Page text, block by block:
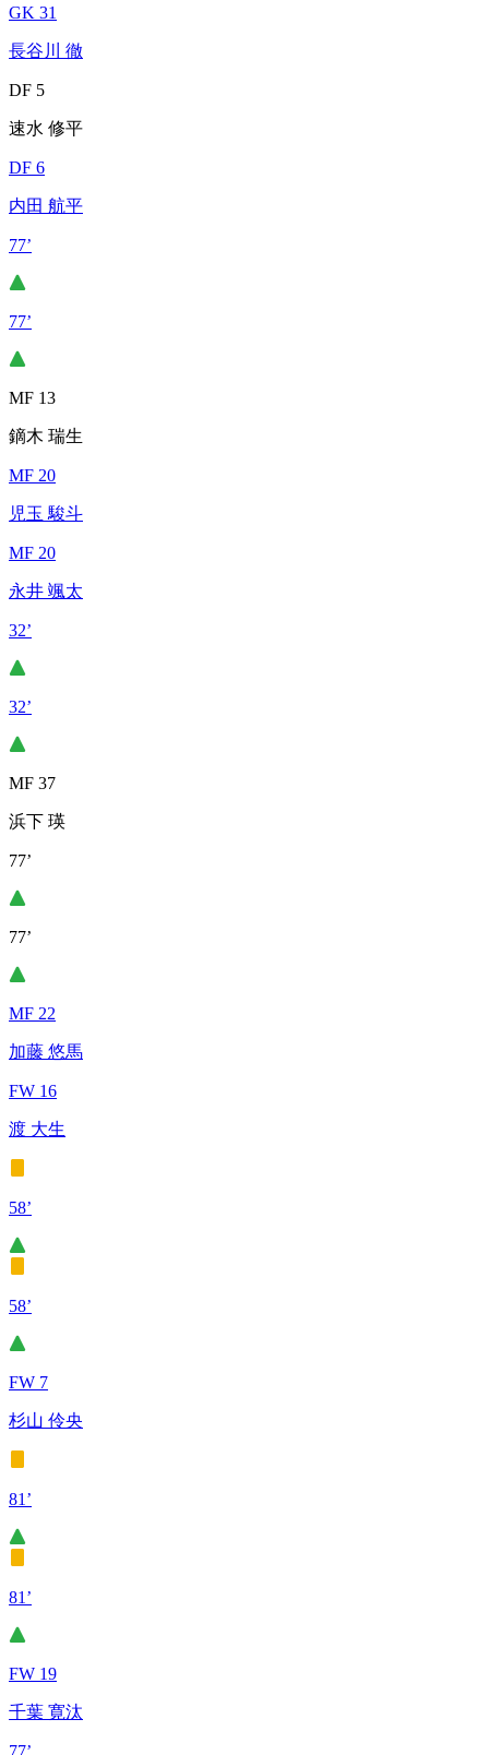
GK 31
長谷川 徹
DF 5
速水 修平
DF 6
内田 航平
77’
77’
MF 13
鏑木 瑞生
MF 20
児玉 駿斗
MF 20
永井 颯太
32’
32’
MF 37
浜下 瑛
77’
77’
MF 22
加藤 悠馬
FW 16
渡 大生
58’
58’
FW 7
杉山 伶央
81’
81’
FW 19
千葉 寛汰
77’